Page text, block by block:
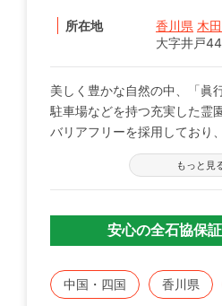
所在地 香川県 木
大字井戸
美しく豊かな自然の中、「眞
駐車場などを持つ充実した霊
バリアフリーを採用しており
しやすくなっております。
もっと見
安心の全石協保
中国・四国 香川県